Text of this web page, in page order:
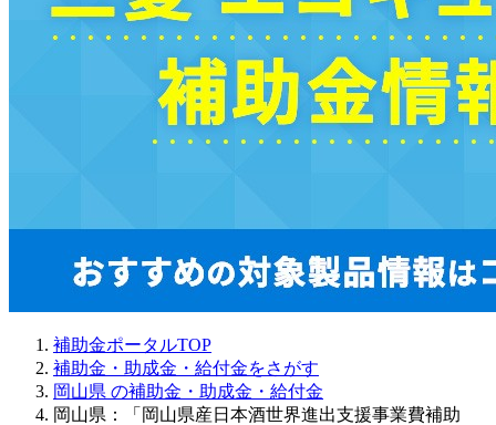
補助金ポータルTOP
補助金・助成金・給付金をさがす
岡山県 の補助金・助成金・給付金
岡山県：「岡山県産日本酒世界進出支援事業費補助